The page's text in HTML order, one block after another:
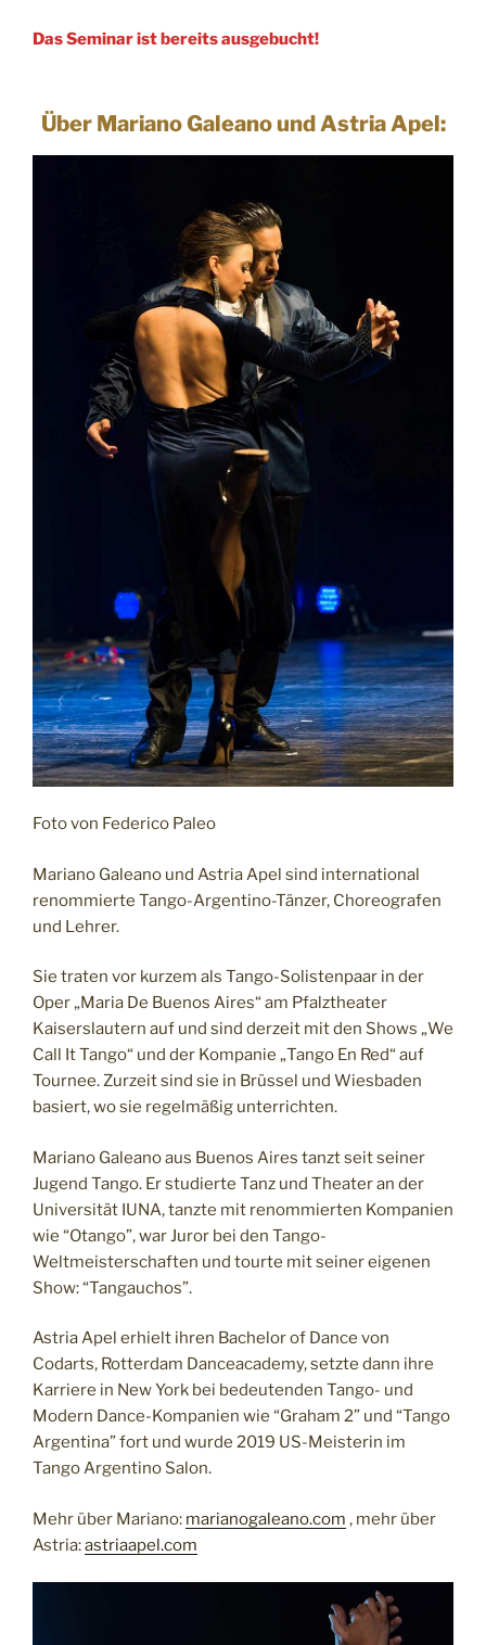
Das Seminar ist bereits ausgebucht!
Über Mariano Galeano und Astria Apel:
Foto von Federico Paleo
Mariano Galeano und Astria Apel sind international
renommierte Tango-Argentino-Tänzer, Choreografen
und Lehrer.
Sie traten vor kurzem als Tango-Solistenpaar in der
Oper „Maria De Buenos Aires“ am Pfalztheater
Kaiserslautern auf und sind derzeit mit den Shows „We
Call It Tango“ und der Kompanie „Tango En Red“ auf
Tournee. Zurzeit sind sie in Brüssel und Wiesbaden
basiert, wo sie regelmäßig unterrichten.
Mariano Galeano aus Buenos Aires tanzt seit seiner
Jugend Tango. Er studierte Tanz und Theater an der
Universität IUNA, tanzte mit renommierten Kompanien
wie “Otango”, war Juror bei den Tango-
Weltmeisterschaften und tourte mit seiner eigenen
Show: “Tangauchos”.
Astria Apel erhielt ihren Bachelor of Dance von
Codarts, Rotterdam Danceacademy, setzte dann ihre
Karriere in New York bei bedeutenden Tango- und
Modern Dance-Kompanien wie “Graham 2” und “Tango
Argentina” fort und wurde 2019 US-Meisterin im
Tango Argentino Salon.
Mehr über Mariano: marianogaleano.com , mehr über
Astria:astriaapel.com